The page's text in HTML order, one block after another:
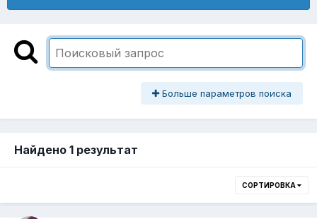
Больше параметров поиска
Найдено 1 результат
СОРТИРОВКА